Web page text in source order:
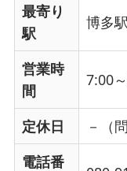
最寄り
駅
博多
営業時
間
7:00
定休日
－（
電話番